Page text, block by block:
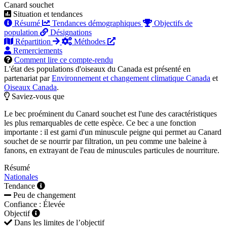
Canard souchet
Situation et tendances
Résumé
Tendances démographiques
Objectifs de
population
Désignations
Répartition
Méthodes
Remerciements
Comment lire ce compte-rendu
L'état des populations d'oiseaux du Canada est présenté en
partenariat parEnvironnement et changement climatique Canada et
Oiseaux Canada.
Saviez-vous que
Le bec proéminent du Canard souchet est l'une des caractéristiques
les plus remarquables de cette espèce. Ce bec a une fonction
importante : il est garni d'un minuscule peigne qui permet au Canard
souchet de se nourrir par filtration, un peu comme une baleine à
fanons, en extrayant de l'eau de minuscules particules de nourriture.
Résumé
Nationales
Tendance
Peu de changement
Confiance : Élevée
Objectif
Dans les limites de l’objectif